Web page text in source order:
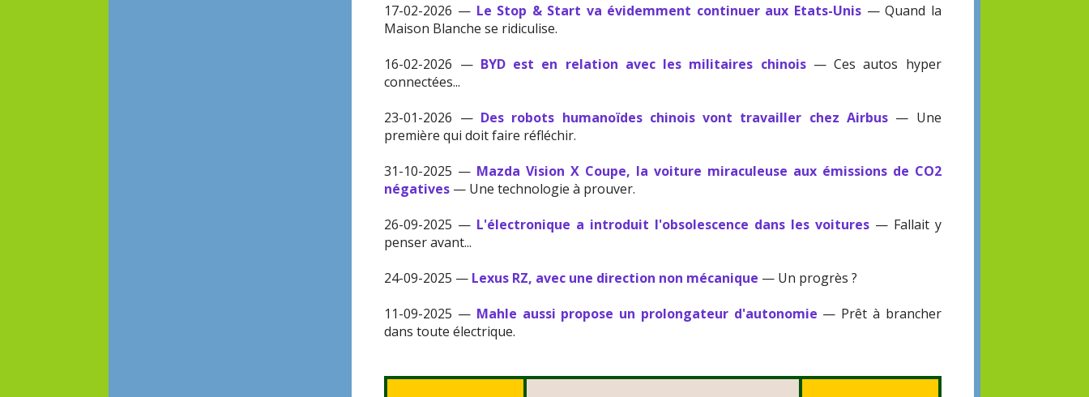
17-02-2026 — Le Stop & Start va évidemment continuer aux Etats-Unis— Quand la
Maison Blanche se ridiculise.
16-02-2026 — BYD est en relation avec les militaires chinois— Ces autos hyper
connectées...
23-01-2026 — Des robots humanoïdes chinois vont travailler chez Airbus — Une
première qui doit faire réfléchir.
31-10-2025 — Mazda Vision X Coupe, la voiture miraculeuse aux émissions de CO2
négatives — Une technologie à prouver.
26-09-2025 — L'électronique a introduit l'obsolescence dans les voitures— Fallait y
penser avant...
24-09-2025 — Lexus RZ, avec une direction non mécanique — Un progrès ?
11-09-2025 — Mahle aussi propose un prolongateur d'autonomie — Prêt à brancher
dans toute électrique.